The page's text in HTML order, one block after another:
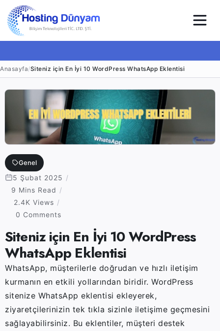
Anasayfa/Siteniz için En İyi 10 WordPress WhatsApp Eklentisi
Genel
5 Şubat 2025
9 Mins Read
2.4K Views
0 Comments
Siteniz için En İyi 10 WordPress
WhatsApp Eklentisi
WhatsApp, müşterilerle doğrudan ve hızlı iletişim
kurmanın en etkili yollarından biridir. WordPress
sitenize WhatsApp eklentisi ekleyerek,
ziyaretçilerinizin tek tıkla sizinle iletişime geçmesini
sağlayabilirsiniz. Bu eklentiler, müşteri destek